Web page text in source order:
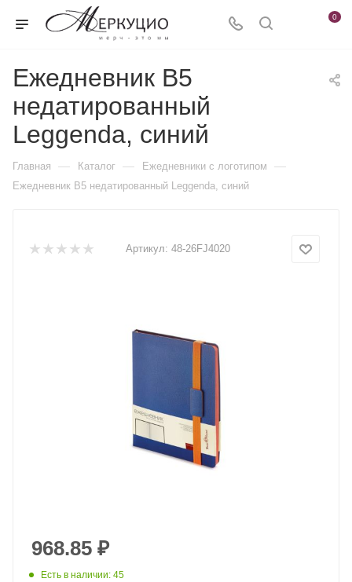
0
Ежедневник В5
недатированный
Leggenda, синий
Главная — Каталог — Ежедневники c логотипом —
Ежедневник В5 недатированный Leggenda, синий
Артикул: 48-26FJ4020
968.85 ₽
Есть в наличии: 45